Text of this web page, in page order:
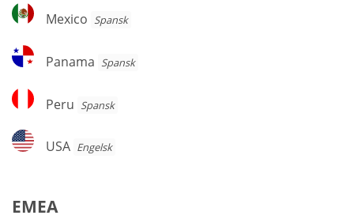
Mexico
Mexico Spansk
Panama
Panama Spansk
Peru
Peru Spansk
USA
USA Engelsk
EMEA